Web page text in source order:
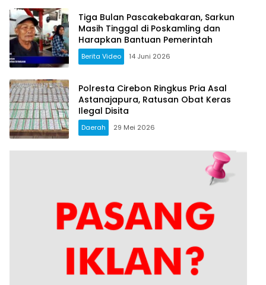
Tiga Bulan Pascakebakaran, Sarkun
Masih Tinggal di Poskamling dan
Harapkan Bantuan Pemerintah
Berita Video 14 Juni 2026
Polresta Cirebon Ringkus Pria Asal
Astanajapura, Ratusan Obat Keras
Ilegal Disita
Daerah 29 Mei 2026